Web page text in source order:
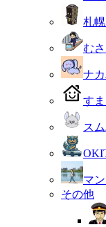
札
む
ナ
す
ス
マ
その他